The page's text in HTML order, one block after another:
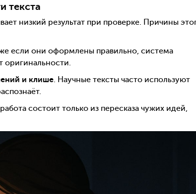
текста
низкий результат при проверке. Причины
если они оформлены правильно, система
оригинальности.
и клише. Научные тексты часто используют
состоит только из пересказа чужих идей,